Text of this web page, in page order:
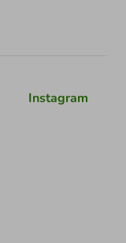
Instagram